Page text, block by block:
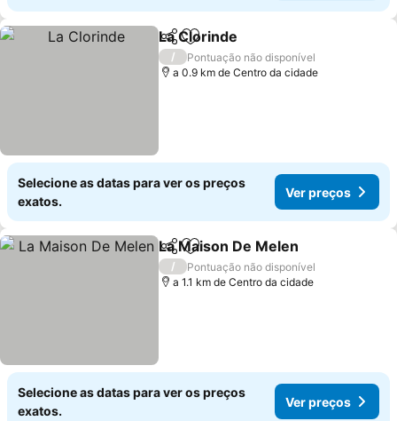
PartilharAdicionar aos favoritos
La Clorinde
/
Pontuação não disponível
a 0.9 km de Centro da cidade
Selecione as datas para ver os preços
exatos.
Ver preços
PartilharAdicionar aos favoritos
La Maison De Melen
/
Pontuação não disponível
a 1.1 km de Centro da cidade
Selecione as datas para ver os preços
exatos.
Ver preços